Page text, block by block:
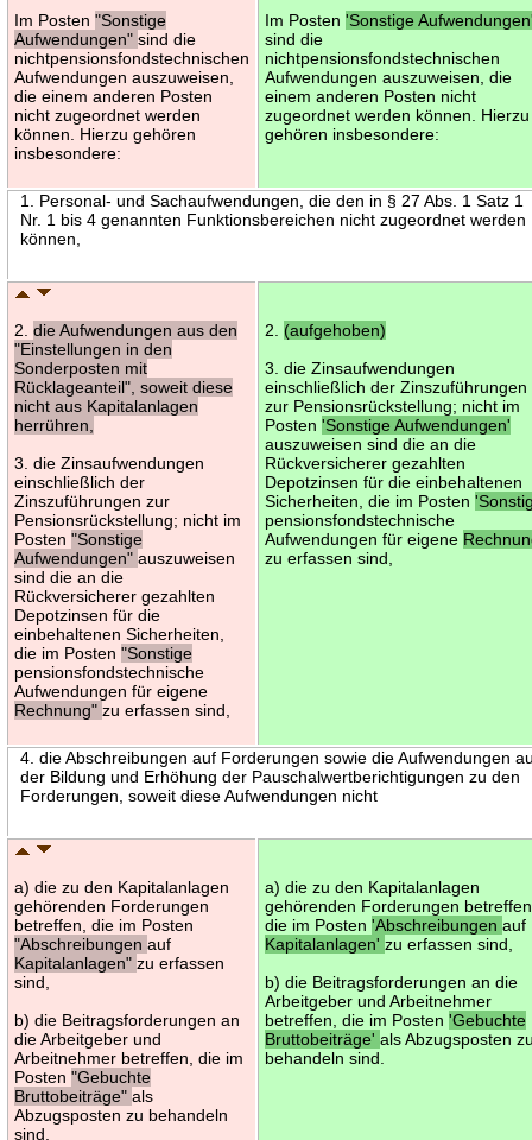
Im Posten"Sonstige
Aufwendungen"sind die
nichtpensionsfondstechnischen
Aufwendungen auszuweisen,
die einem anderen Posten
nicht zugeordnet werden
können. Hierzu gehören
insbesondere:
Im Posten'Sonstige
sind die
nichtpensionsfondstechnischen
Aufwendungen auszuweisen, die
einem anderen Posten nicht
zugeordnet werden können. Hierzu
gehören insbesondere:
1. Personal- und Sachaufwendungen, die den in § 27 Abs. 1 Satz 1
Nr. 1 bis 4 genannten Funktionsbereichen nicht zugeordnet werden
können,
2.die Aufwendungen aus den
"Einstellungen in den
Sonderposten mit
Rücklageanteil", soweit diese
nicht aus Kapitalanlagen
herrühren,
3. die Zinsaufwendungen
einschließlich der
Zinszuführungen zur
Pensionsrückstellung; nicht im
Posten"Sonstige
Aufwendungen"auszuweisen
sind die an die
Rückversicherer gezahlten
Depotzinsen für die
einbehaltenen Sicherheiten,
die im Posten"Sonstige
pensionsfondstechnische
Aufwendungen für eigene
Rechnung"zu erfassen sind,
2. (aufgehoben)
3. die Zinsaufwendungen
einschließlich der Zinszuführungen
zur Pensionsrückstellung; nicht im
Posten'Sonstige Aufwendungen'
auszuweisen sind die an die
Rückversicherer gezahlten
Depotzinsen für die einbehaltenen
Sicherheiten, die im Posten
pensionsfondstechnische
Aufwendungen für eigene
zu erfassen sind,
4. die Abschreibungen auf Forderungen sowie die Aufwendungen
der Bildung und Erhöhung der Pauschalwertberichtigungen zu den
Forderungen, soweit diese Aufwendungen nicht
a) die zu den Kapitalanlagen
gehörenden Forderungen
betreffen, die im Posten
"Abschreibungenauf
Kapitalanlagen"zu erfassen
sind,
b) die Beitragsforderungen an
die Arbeitgeber und
Arbeitnehmer betreffen, die im
Posten"Gebuchte
Bruttobeiträge"als
Abzugsposten zu behandeln
sind.
a) die zu den Kapitalanlagen
gehörenden Forderungen
die im Posten'Abschreibungenauf
Kapitalanlagen'zu erfassen sind,
b) die Beitragsforderungen an die
Arbeitgeber und Arbeitnehmer
betreffen, die im Posten'Gebuchte
Bruttobeiträge'als Abzugsposten
behandeln sind.